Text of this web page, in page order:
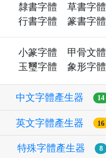
隸書字體
草書字體
行書字體
篆書字體
小篆字體
甲骨文體
玉璽字體
象形字體
中文字體產生器 14
英文字體產生器 16
特殊字體產生器 8